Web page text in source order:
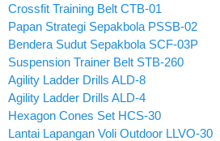
Crossfit Training Belt CTB-01
Papan Strategi Sepakbola PSSB-02
Bendera Sudut Sepakbola SCF-03P
Suspension Trainer Belt STB-260
Agility Ladder Drills ALD-8
Agility Ladder Drills ALD-4
Hexagon Cones Set HCS-30
Lantai Lapangan Voli Outdoor LLVO-30